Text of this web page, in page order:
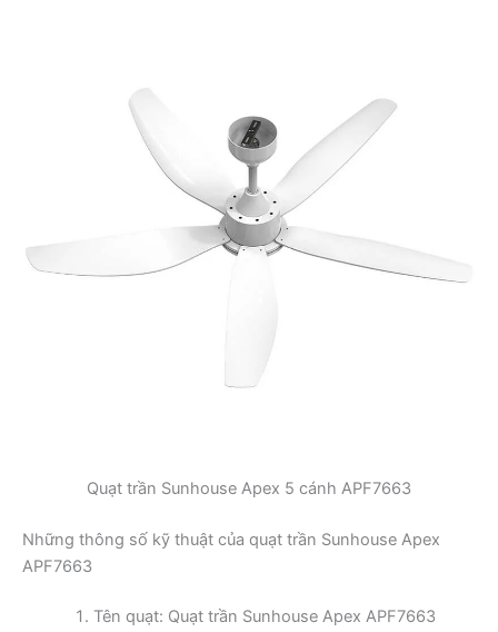
Quạt trần Sunhouse Apex 5 cánh APF7663
Những thông số kỹ thuật của quạt trần Sunhouse Apex
APF7663
Tên quạt: Quạt trần Sunhouse Apex APF7663